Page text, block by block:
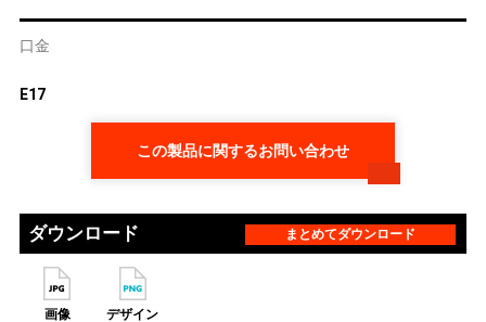
口金
E17
この製品に関するお問い合わせ
ダウンロード まとめてダウンロード
画像
デザイン